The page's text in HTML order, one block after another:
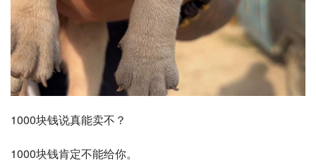
1000块钱说真能卖不？
1000块钱肯定不能给你。